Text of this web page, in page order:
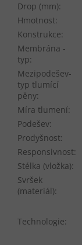
Drop (mm):
Hmotnost:
Konstrukce:
Membrána -
typ:
Mezipodešev-
typ tlumící
pěny:
Míra tlumení:
Podešev:
Prodyšnost:
Responsivnost:
Stélka (vložka):
Svršek
(materiál):
Technologie: